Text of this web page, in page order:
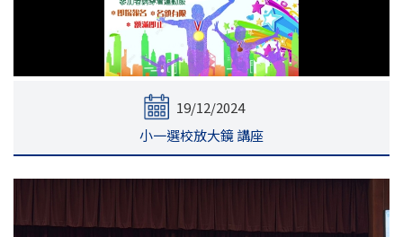
19/12/2024
小一選校放大鏡 講座